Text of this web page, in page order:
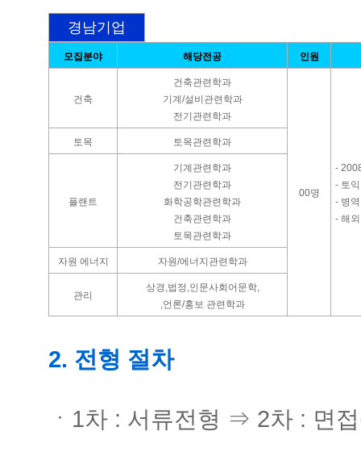
경남기업
모집분야 해당전공 인원
건축
건축관련학과
기계/설비관련학과
전기관련학과
00명
-
- 토
- 병
- 해
토목 토목관련학과
플랜트
기계관련학과
전기관련학과
화학공학관련학과
건축관련학과
토목관련학과
자원 에너지 자원/에너지관련학과
관리
상경,법정,인문사회어문학,
,언론/홍보 관련학과
2. 전형 절차
ㆍ1차 : 서류전형 ⇒ 2차 : 면